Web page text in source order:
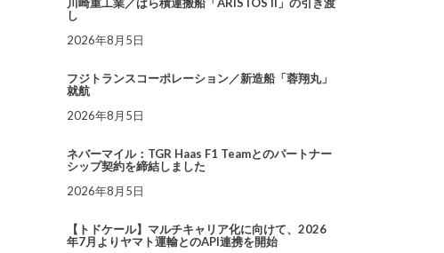
川崎重工業／ばら積運搬船「ARISTOS II」の引き渡
し
2026年8月5日
フジトランスコーポレーション／新造船「蓉翔丸」
就航
2026年8月5日
ネバーマイル：TGR Haas F1 Teamとのパートナー
シップ契約を締結しました
2026年8月5日
【トドケール】マルチキャリア化に向けて、2026
年7月よりヤマト運輸とのAPI連携を開始